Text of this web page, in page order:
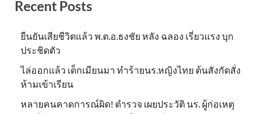
Recent Posts
ยืนยันเสียชีวิตแล้ว พ.ต.อ.ธงชัย หลัง ฉลอง เรี่ยวแรง บุก
ประชิดตัว
ไล่ออกแล้ว เด็กเมียนมา ทำร้ายนร.หญิงไทย ต้นสังกัดสั่ง
ห้ามเข้าเรียน
หลายคนคาดการณ์ผิด! ตำรวจ เผยประวัติ นร. ผู้ก่อเหตุ